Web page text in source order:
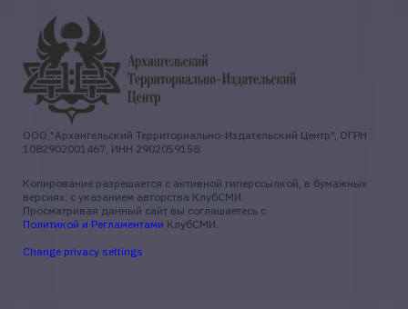
ООО "Архангельский Территориально-Издательский Центр", ОГРН
1082902001467, ИНН 2902059158.
Копирование разрешается с активной гиперссылкой, в бумажных
версиях: с указанием авторства КлубСМИ.
Просматривая данный сайт вы соглашаетесь с
Политикой и Регламентами КлубСМИ.
Change privacy settings